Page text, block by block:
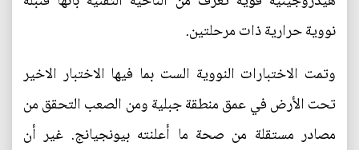
نووية حرارية ذات مرحلتين.
وتمت الاختبارات النووية الست بما فيها الاختبار الاخير
تحت الأرض في عمق منطقة جبلية ومن الصعب التحقق من
مصادر مستقلة من صحة ما أعلنته بيونجيانج. غير أن